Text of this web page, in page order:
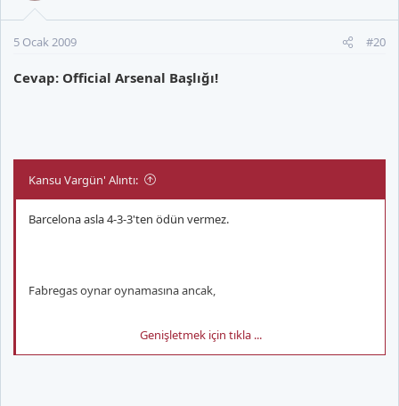
5 Ocak 2009 #20
Cevap: Official Arsenal Başlığı!
Kansu Vargün' Alıntı:
Barcelona asla 4-3-3'ten ödün vermez.
Fabregas oynar oynamasına ancak,
Genişletmek için tıkla ...